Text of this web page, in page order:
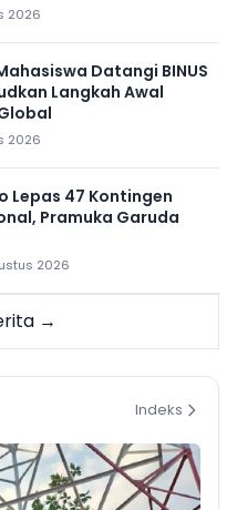
2026
Datangi BINUS
Langkah Awal
2026
Lepas 47 Kontingen
Pramuka Garuda
2026
→
Indeks